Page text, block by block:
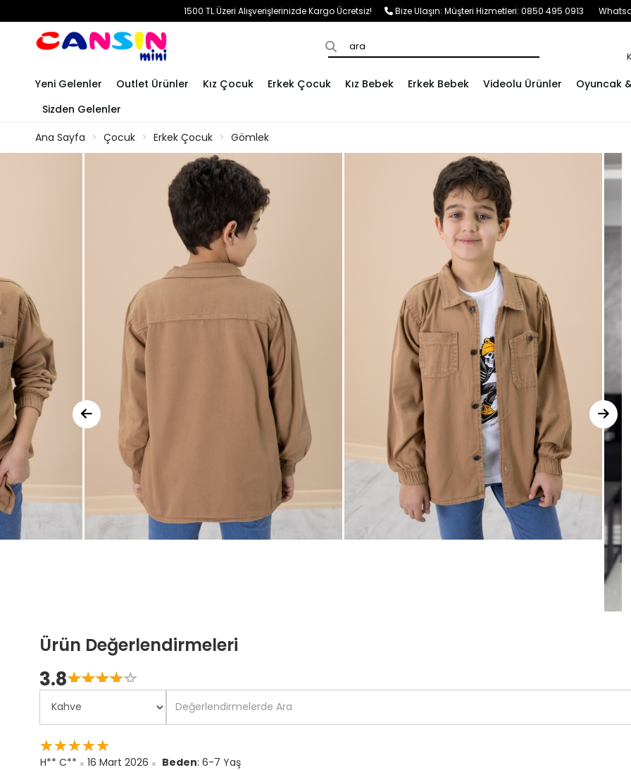
1500 TL Üzeri Alışverişlerinizde Kargo Ücretsiz! Bize Ulaşın: Müşteri Hizmetleri: 0850 495 0913
Yeni Gelenler Outlet Ürünler Kız Çocuk Erkek Çocuk Kız Bebek Erkek Bebek Videolu Ürünler Oyuncak
Sizden Gelenler
Ana Sayfa
Çocuk Erkek Çocuk Gömlek
Ürün Değerlendirmeleri
3.8☆☆☆☆☆
★★★★★
☆☆☆☆☆
★★★★★
H** C** 16 Mart 2026 Beden: 6-7 Yaş